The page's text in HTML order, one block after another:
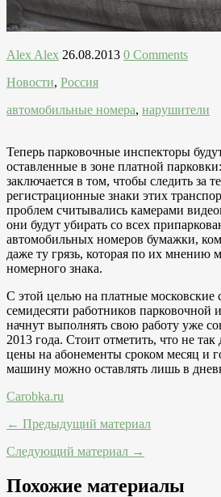
Alex Alex 26.08.2013 0 Comments
Новости, Россия
автомобильные номера, нарушители
Теперь парковочные инспекторы
оставленные в зоне платной
заключается в том, чтобы следить за
регистрационные знаки этих
проблем считывались камерами
они будут убирать со всех
автомобильных номеров бумажки,
даже ту грязь, которая по их мнению
номерного знака.
С этой целью на платные московские
семидесяти работников парковочной
начнут выполнять свою работу уже
2013 года. Стоит отметить, что не
цены на абонементы сроком месяц и
машину можно оставлять лишь в
Carobka.ru
← Предыдущий материал
Следующий материал →
Похожие материалы